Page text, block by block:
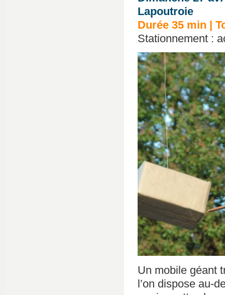
Lapoutroie
Durée 35 min |
Stationnement :
Un mobile géant
l’on dispose au-